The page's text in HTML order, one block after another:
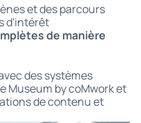
et des parcours
d'intérêt
de manière
des systèmes
Museum by coMwork et
de contenu et